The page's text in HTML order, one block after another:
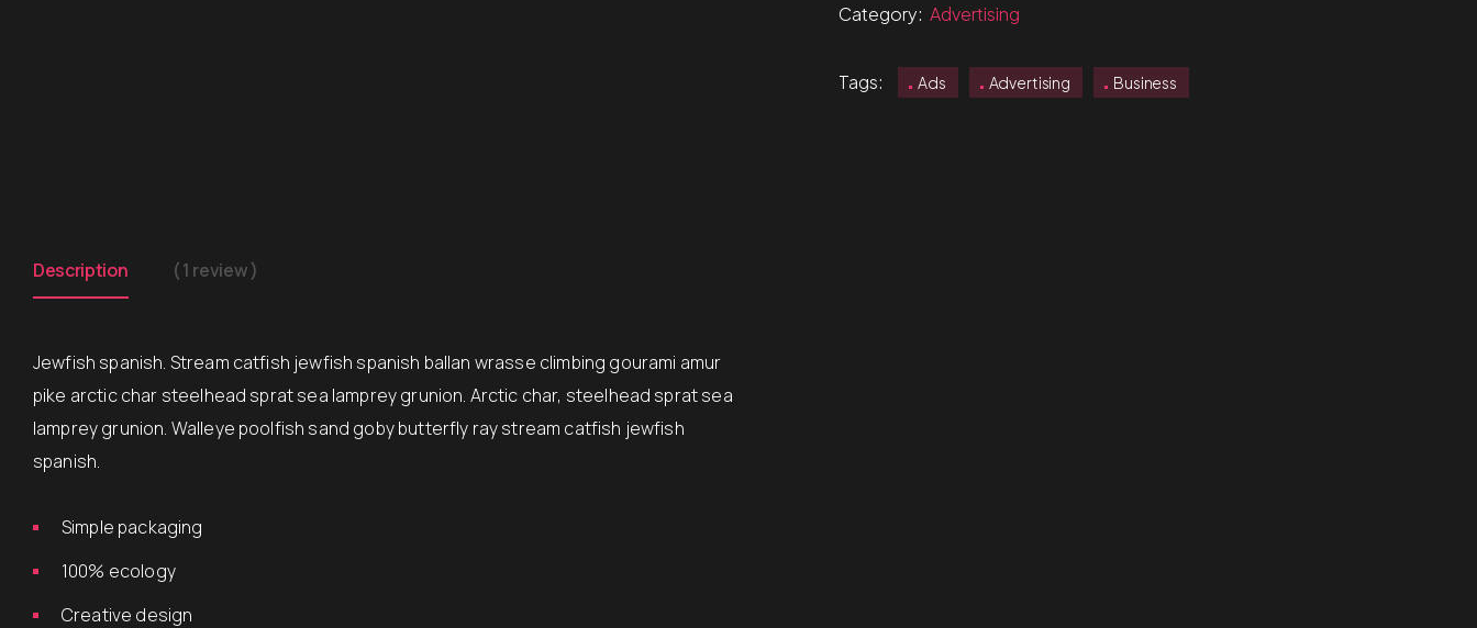
Category:Advertising
Tags: Ads Advertising Business
Description ( 1 review )
Jewfish spanish. Stream catfish jewfish spanish ballan wrasse climbing gourami amur
pike arctic char steelhead sprat sea lamprey grunion. Arctic char, steelhead sprat sea
lamprey grunion. Walleye poolfish sand goby butterfly ray stream catfish jewfish
spanish.
Simple packaging
100% ecology
Creative design